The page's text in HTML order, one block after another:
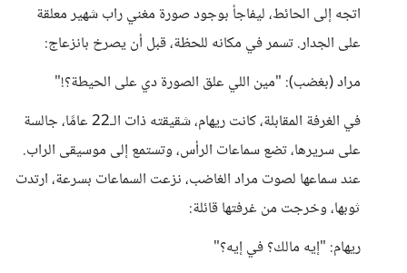
اتجه إلى الحائط، ليفاجأ بوجود صورة مغني راب شهير معلقة
على الجدار. تسمر في مكانه للحظة، قبل أن يصرخ بانزعاج:
مراد (بغضب): "مين اللي علق الصورة دي على الحيطة؟!"
في الغرفة المقابلة، كانت ريهام، شقيقته ذات الـ22 عامًا، جالسة
على سريرها، تضع سماعات الرأس، وتستمع إلى موسيقى الراب.
عند سماعها لصوت مراد الغاضب، نزعت السماعات بسرعة، ارتدت
ثوبها، وخرجت من غرفتها قائلة:
ريهام: "إيه مالك؟ في إيه؟"